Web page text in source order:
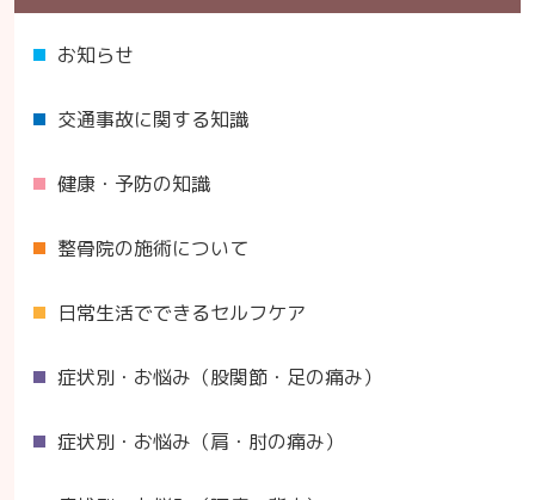
お知らせ
交通事故に関する知識
健康・予防の知識
整骨院の施術について
日常生活でできるセルフケア
症状別・お悩み（股関節・足の痛み）
症状別・お悩み（肩・肘の痛み）